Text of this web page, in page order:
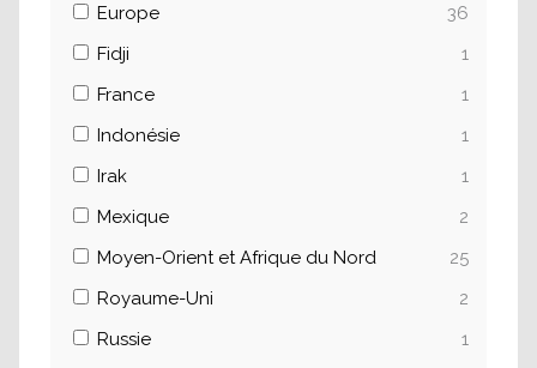
Europe
36
Fidji
1
France
1
Indonésie
1
Irak
1
Mexique
2
Moyen-Orient et Afrique du Nord
25
Royaume-Uni
2
Russie
1